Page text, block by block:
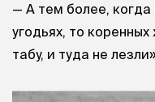
— А тем более, когда
угодьях, то
табу, и туда не